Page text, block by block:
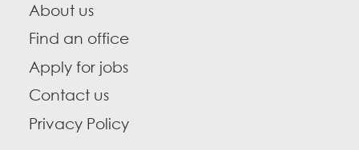
About us
Find an office
Apply for jobs
Contact us
Privacy Policy